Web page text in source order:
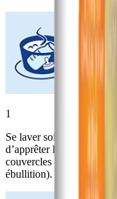
1
Se laver soigneusement
d’apprêter la
couvercles et les
ébullition).